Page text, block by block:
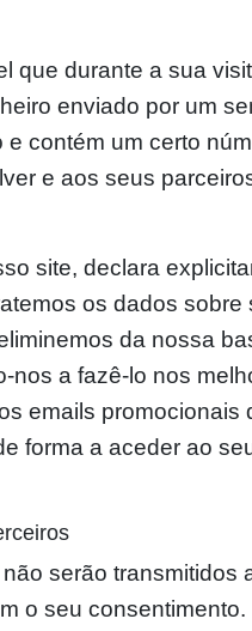
que durante a sua
enviado por um
e contém um certo
e aos seus
site, declara
os dados
da nossa
nos a fazê-lo nos
emails
forma a aceder ao
serão transmitidos
o seu